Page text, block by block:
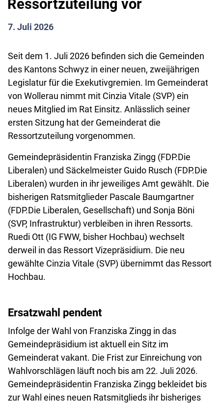
Ressortzuteilung vor
7. Juli 2026
Seit dem 1. Juli 2026 befinden sich die Gemeinden
des Kantons Schwyz in einer neuen, zweijährigen
Legislatur für die Exekutivgremien. Im Gemeinderat
von Wollerau nimmt mit Cinzia Vitale (SVP) ein
neues Mitglied im Rat Einsitz. Anlässlich seiner
ersten Sitzung hat der Gemeinderat die
Ressortzuteilung vorgenommen.
Gemeindepräsidentin Franziska Zingg (FDP.Die
Liberalen) und Säckelmeister Guido Rusch (FDP.Die
Liberalen) wurden in ihr jeweiliges Amt gewählt. Die
bisherigen Ratsmitglieder Pascale Baumgartner
(FDP.Die Liberalen, Gesellschaft) und Sonja Böni
(SVP, Infrastruktur) verbleiben in ihren Ressorts.
Ruedi Ott (IG FWW, bisher Hochbau) wechselt
derweil in das Ressort Vizepräsidium. Die neu
gewählte Cinzia Vitale (SVP) übernimmt das Ressort
Hochbau.
Ersatzwahl pendent
Infolge der Wahl von Franziska Zingg in das
Gemeindepräsidium ist aktuell ein Sitz im
Gemeinderat vakant. Die Frist zur Einreichung von
Wahlvorschlägen läuft noch bis am 22. Juli 2026.
Gemeindepräsidentin Franziska Zingg bekleidet bis
zur Wahl eines neuen Ratsmitglieds ihr bisheriges